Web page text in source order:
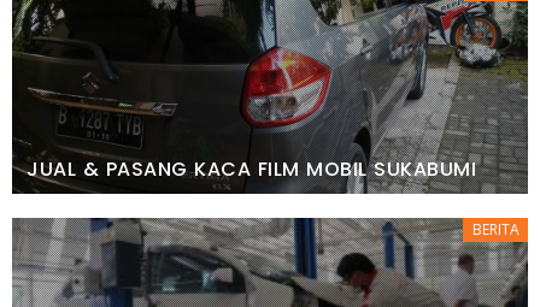
JUAL & PASANG KACA FILM MOBIL SUKABUMI
BERITA